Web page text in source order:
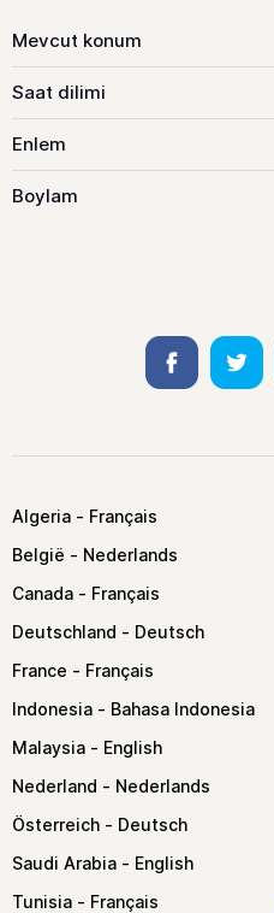
Mevcut konum
Saat dilimi
Enlem
Boylam
FacebookTwitter
Algeria
België
Canada
Deutschland
France
Indonesia
Malaysia
Nederland
Österreich
Saudi Arabia
Tunisia